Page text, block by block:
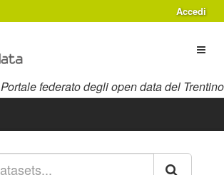
Accedi
Portale federato degli open data del Trentino